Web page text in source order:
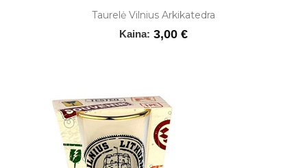
Taurelė Vilnius Arkikatedra
Kaina: 3,00 €